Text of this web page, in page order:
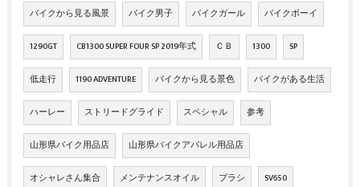
バイクから見る風景 バイク男子 バイクガール バイクボーイ
1290GT CB1300 SUPER FOUR SP 2019年式 ＣＢ 1300 SP
低走行 1190 ADVENTURE バイクから見る景色 バイクがある生活
ハーレー ストリードグライド スペシャル 参考
山形県バイク用品店 山形県バイクアパレル用品店
オシャレさん集合 メンテナンスオイル ブラシ SV650